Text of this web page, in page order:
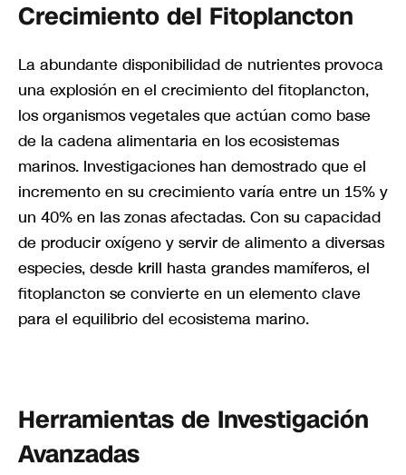
Crecimiento del Fitoplancton
La abundante disponibilidad de nutrientes provoca
una explosión en el crecimiento del fitoplancton,
los organismos vegetales que actúan como base
de la cadena alimentaria en los ecosistemas
marinos. Investigaciones han demostrado que el
incremento en su crecimiento varía entre un 15% y
un 40% en las zonas afectadas. Con su capacidad
de producir oxígeno y servir de alimento a diversas
especies, desde krill hasta grandes mamíferos, el
fitoplancton se convierte en un elemento clave
para el equilibrio del ecosistema marino.
Herramientas de Investigación
Avanzadas